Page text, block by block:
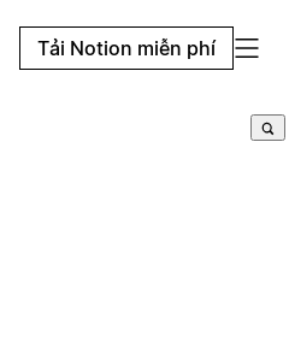
Tải Notion miễn phí